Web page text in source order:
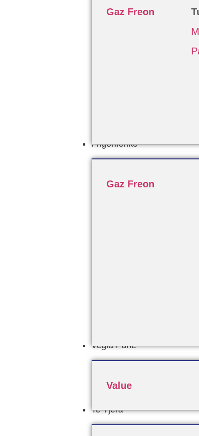
Gaz Freon
Frigoriferike
Gaz Freon
Vegla Pune
Value
Te Tjera